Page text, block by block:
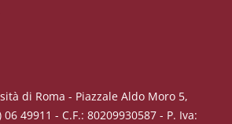
di Roma - Piazzale Aldo Moro 5,
49911 - C.F.: 80209930587 - P. Iva: